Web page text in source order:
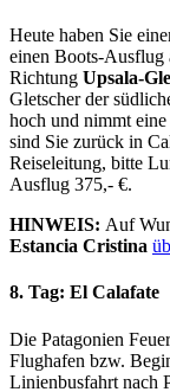
Heute haben Sie
einen Boots-Ausflug
Richtung Upsala-
Gletscher der
hoch und nimmt
sind Sie zurück in
Reiseleitung, bitte
Ausflug 375,- €.
HINWEIS: Auf
Estancia Cristina
8. Tag: El Calafate
Die Patagonien
Flughafen bzw.
Linienbusfahrt nach